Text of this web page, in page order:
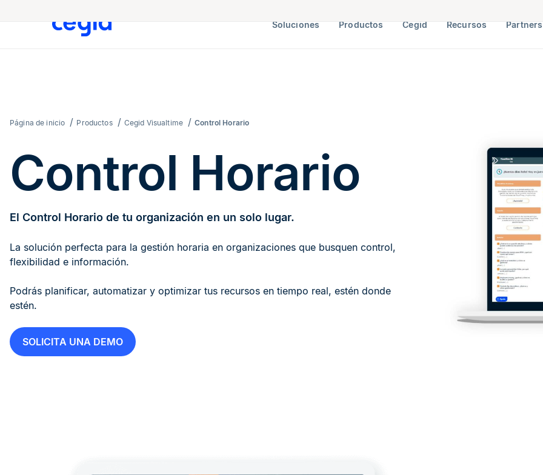
Soluciones Productos Cegid Recursos Partners
Página de inicio Productos Cegid Visualtime Control Horario
Control Horario
El Control Horario de tu organización en un solo lugar.
La solución perfecta para la gestión horaria en organizaciones que busquen control,
flexibilidad e información.
Podrás planificar, automatizar y optimizar tus recursos en tiempo real, estén donde
estén.
SOLICITA UNA DEMO